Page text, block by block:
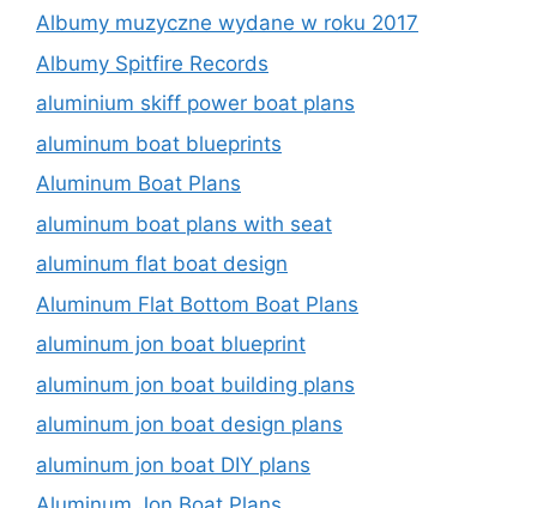
Albumy muzyczne wydane w roku 2017
Albumy Spitfire Records
aluminium skiff power boat plans
aluminum boat blueprints
Aluminum Boat Plans
aluminum boat plans with seat
aluminum flat boat design
Aluminum Flat Bottom Boat Plans
aluminum jon boat blueprint
aluminum jon boat building plans
aluminum jon boat design plans
aluminum jon boat DIY plans